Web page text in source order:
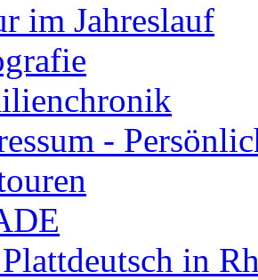
im Jahreslauf
-
Plattdeutsch in